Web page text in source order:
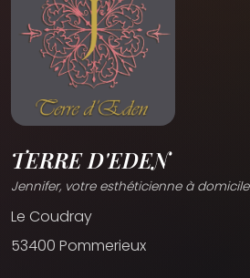
TERRE D'EDEN
Jennifer, votre esthéticienne à domicile
Le Coudray
53400 Pommerieux